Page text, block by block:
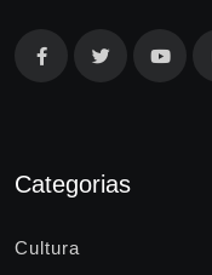
Categorias
Cultura